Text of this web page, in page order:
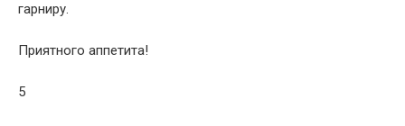
гарниру.
Приятного аппетита!
5